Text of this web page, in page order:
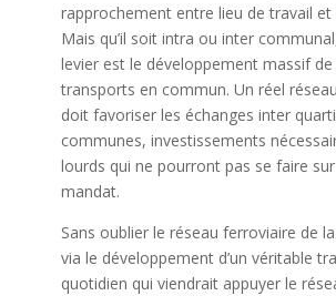
rapprochement entre lieu de travail
Mais qu’il soit intra ou inter
levier est le développement massif de
transports en commun. Un réel
doit favoriser les échanges inter
communes, investissements
lourds qui ne pourront pas se faire
mandat.
Sans oublier le réseau ferroviaire de
via le développement d’un véritable
quotidien qui viendrait appuyer le